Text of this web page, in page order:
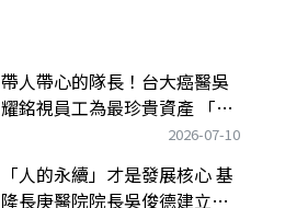
帶人帶心的隊長！台大癌醫吳
耀銘視員工為最珍貴資產 「用
2026-07-10
「人的永續」才是發展核心 基
隆長庚醫院院長吳俊德建立品